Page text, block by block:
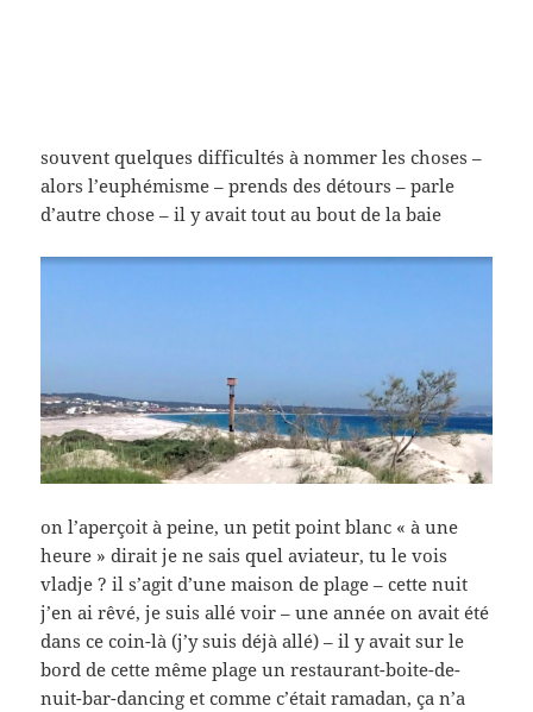
souvent quelques difficultés à nommer les choses –
alors l’euphémisme – prends des détours – parle
d’autre chose – il y avait tout au bout de la baie
on l’aperçoit à peine, un petit point blanc « à une
heure » dirait je ne sais quel aviateur, tu le vois
vladje ? il s’agit d’une maison de plage – cette nuit
j’en ai rêvé, je suis allé voir – une année on avait été
dans ce coin-là (j’y suis déjà allé) – il y avait sur le
bord de cette même plage un restaurant-boite-de-
nuit-bar-dancing et comme c’était ramadan, ça n’a